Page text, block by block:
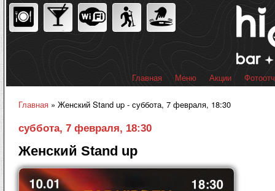
Главное меню
Главная Меню Акции
Главная » Женский Stand up - суббота, 7 февраля, 18:30
суббота, 7 февраля, 18:30
Женский Stand up